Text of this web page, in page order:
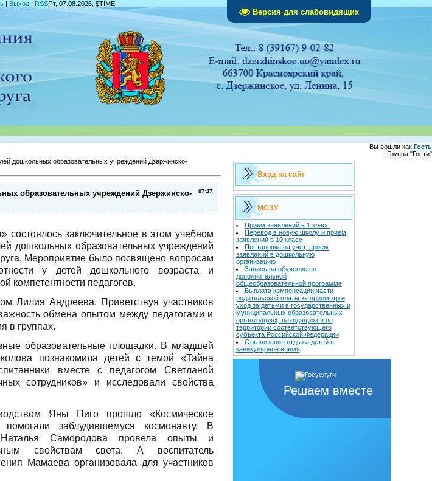
Версия для слабовидящих
| Выход | RSSПт, 07.08.2026, $TIME
Вы вошли как Гость
Группа "Гости"
дошкольных образовательных учреждений Дзержинско-
07:47
образовательных учреждений Дзержинско-
заключительное в этом учебном
дошкольных образовательных учреждений
Мероприятие было посвящено вопросам
у детей дошкольного возраста и
компетентности педагогов.
Лилия Андреева. Приветствуя участников
обмена опытом между педагогами и
в группах.
образовательные площадки. В младшей
познакомила детей с темой «Тайна
вместе с педагогом Светланой
сотрудников» и исследовали свойства
Яны Пиго прошло «Космическое
заблудившемуся космонавту. В
Наталья Самородова провела опыты и
свойствам света. А воспитатель
Мамаева организовала для участников
Вход на сайт
МСЗУ
Прием заявлений в 1 класс
Перевод в новую школу и прием
заявлений в 10 класс
Постановка на учет, прием
заявлений в дошкольную
организацию
Запись на обучение по
дополнительной
общеобразовательной программе
Выплата компенсации части
родительской платы за присмотр и
уход за детьми в государственных и
муниципальных образовательных
организациях, находящихся на
территории соответствующего
субъекта Российской Федерации
Организация отдыха детей в
каникулярное время
Решаем вместе